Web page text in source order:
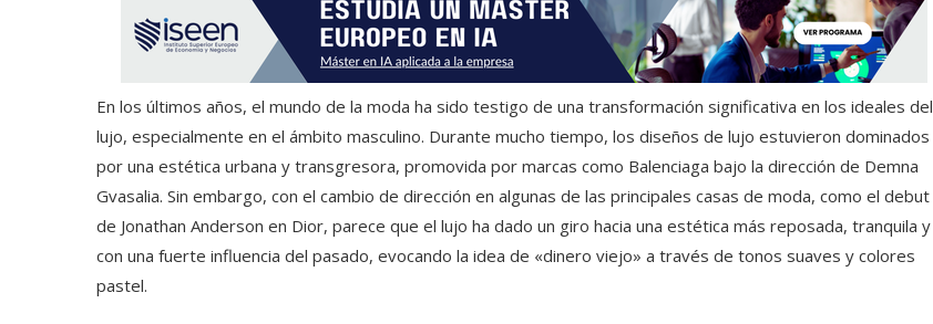
En los últimos años, el mundo de la moda ha sido testigo de una transformación significativa en los ideales del
lujo, especialmente en el ámbito masculino. Durante mucho tiempo, los diseños de lujo estuvieron dominados
por una estética urbana y transgresora, promovida por marcas como Balenciaga bajo la dirección de Demna
Gvasalia. Sin embargo, con el cambio de dirección en algunas de las principales casas de moda, como el debut
de Jonathan Anderson en Dior, parece que el lujo ha dado un giro hacia una estética más reposada, tranquila y
con una fuerte influencia del pasado, evocando la idea de «dinero viejo» a través de tonos suaves y colores
pastel.